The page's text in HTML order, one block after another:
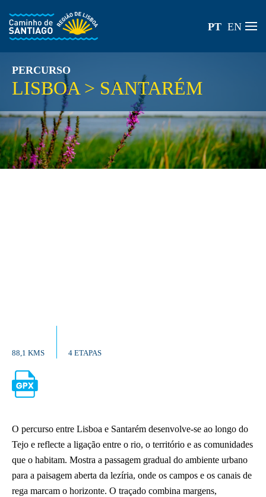
Skip to main content PT EN
PERCURSO
LISBOA > SANTARÉM
88,1 KMS 4 ETAPAS
O percurso entre Lisboa e Santarém desenvolve-se ao longo do
Tejo e reflecte a ligação entre o rio, o território e as comunidades
que o habitam. Mostra a passagem gradual do ambiente urbano
para a paisagem aberta da lezíria, onde os campos e os canais de
rega marcam o horizonte. O traçado combina margens,